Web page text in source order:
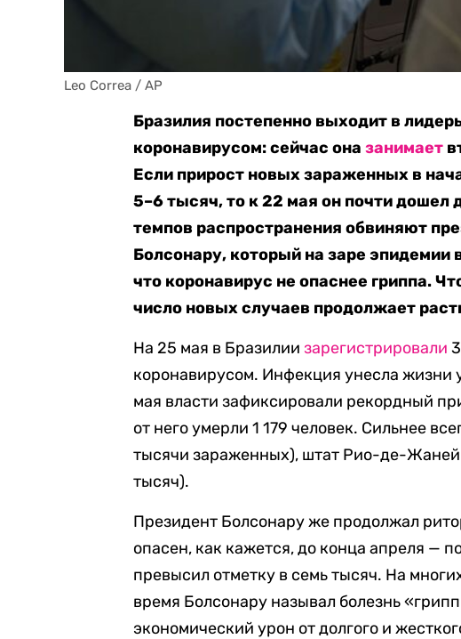
Leo Correa / AP
Бразилия постепенно выходит в
коронавирусом: сейчас она занимает
Если прирост новых зараженных в
5–6 тысяч, то к 22 мая он почти дошел
темпов распространения обвиняют
Болсонару, который на заре эпидемии
что коронавирус не опаснее гриппа.
число новых случаев продолжает
На 25 мая в Бразилии зарегистрировали
коронавирусом. Инфекция унесла жизни
мая власти зафиксировали рекордный
от него умерли 1 179 человек. Сильнее
тысячи зараженных), штат Рио-де-
тысяч).
Президент Болсонару же продолжал
опасен, как кажется, до конца апреля —
превысил отметку в семь тысяч. На
время Болсонару называл болезнь
экономический урон от долгого и